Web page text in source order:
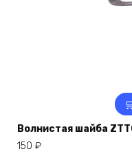
Волнистая шайба
150 ₽